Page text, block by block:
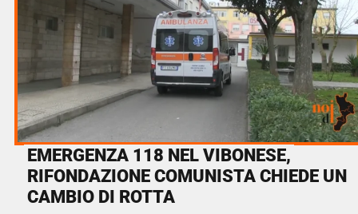
EMERGENZA 118 NEL VIBONESE,
RIFONDAZIONE COMUNISTA CHIEDE UN
CAMBIO DI ROTTA